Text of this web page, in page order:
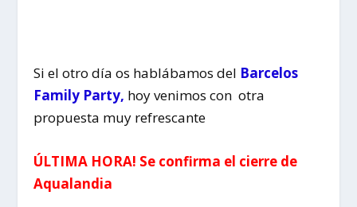
Si el otro día os hablábamos del Barcelos
Family Party, hoy venimos con otra
propuesta muy refrescante
ÚLTIMA HORA! Se confirma el cierre de
Aqualandia